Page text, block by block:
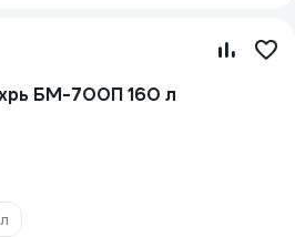
БМ-700П 160 л